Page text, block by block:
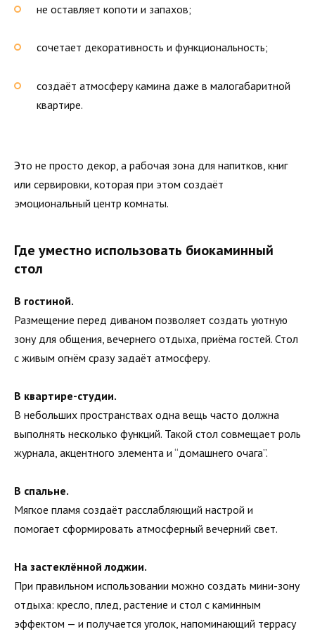
не оставляет копоти и запахов;
сочетает декоративность и функциональность;
создаёт атмосферу камина даже в малогабаритной
квартире.
Это не просто декор, а рабочая зона для напитков, книг
или сервировки, которая при этом создаёт
эмоциональный центр комнаты.
Где уместно использовать биокаминный
стол
В гостиной.
Размещение перед диваном позволяет создать уютную
зону для общения, вечернего отдыха, приёма гостей. Стол
с живым огнём сразу задаёт атмосферу.
В квартире-студии.
В небольших пространствах одна вещь часто должна
выполнять несколько функций. Такой стол совмещает роль
журнала, акцентного элемента и “домашнего очага”.
В спальне.
Мягкое пламя создаёт расслабляющий настрой и
помогает сформировать атмосферный вечерний свет.
На застеклённой лоджии.
При правильном использовании можно создать мини-зону
отдыха: кресло, плед, растение и стол с каминным
эффектом — и получается уголок, напоминающий террасу